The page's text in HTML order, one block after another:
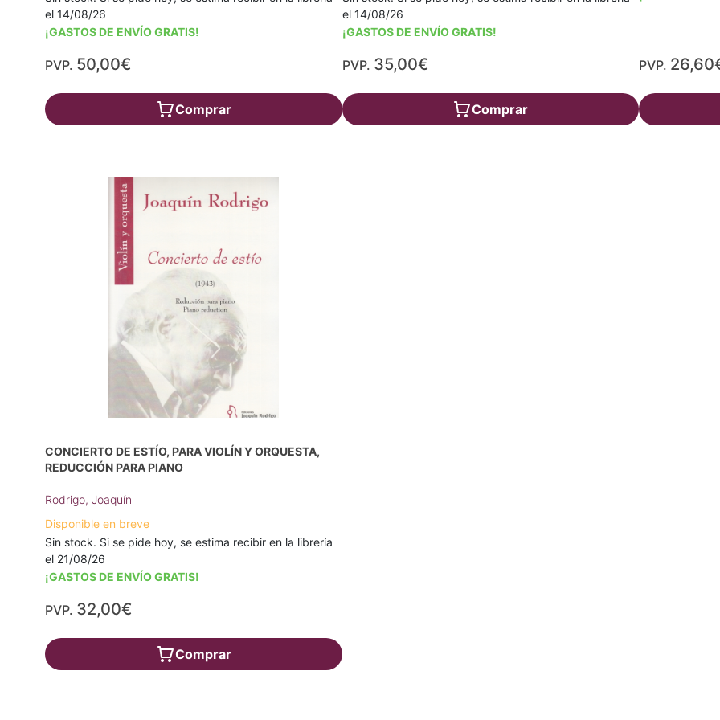
el 14/08/26
¡GASTOS DE ENVÍO GRATIS!
PVP. 50,00€
Comprar
el 14/08/26
¡GASTOS DE ENVÍO GRATIS!
PVP. 35,00€
Comprar
PVP.
CONCIERTO DE ESTÍO, PARA VIOLÍN Y ORQUESTA,
REDUCCIÓN PARA PIANO
Rodrigo, Joaquín
Disponible en breve
Sin stock. Si se pide hoy, se estima recibir en la librería
el 21/08/26
¡GASTOS DE ENVÍO GRATIS!
PVP. 32,00€
Comprar